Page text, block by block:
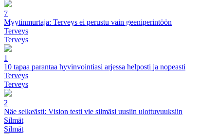
7
Myytinmurtaja: Terveys ei perustu vain geeniperintöön
Terveys
Terveys
1
10 tapaa parantaa hyvinvointiasi arjessa helposti ja nopeasti
Terveys
Terveys
2
Näe selkeästi: Vision testi vie silmäsi uusiin ulottuvuuksiin
Silmät
Silmät